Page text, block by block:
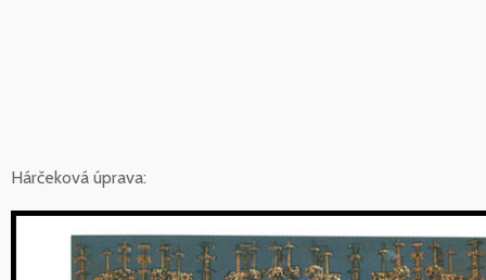
Hárčeková úprava: